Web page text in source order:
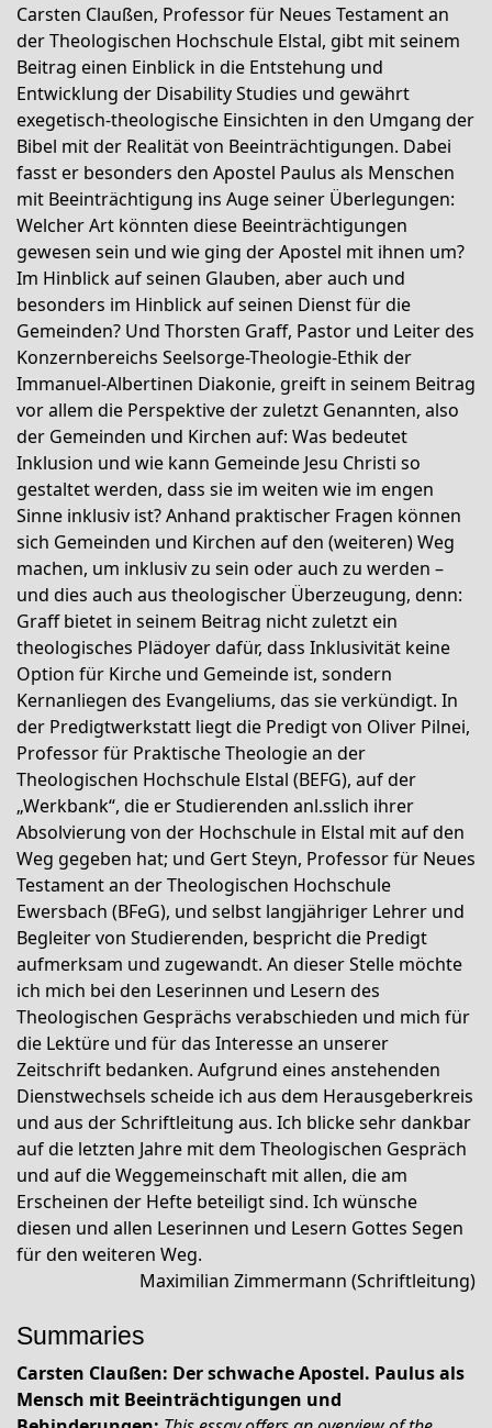
Carsten Claußen, Professor für Neues Testament an
der Theologischen Hochschule Elstal, gibt mit seinem
Beitrag einen Einblick in die Entstehung und
Entwicklung der Disability Studies und gewährt
exegetisch-theologische Einsichten in den Umgang der
Bibel mit der Realität von Beeinträchtigungen. Dabei
fasst er besonders den Apostel Paulus als Menschen
mit Beeinträchtigung ins Auge seiner Überlegungen:
Welcher Art könnten diese Beeinträchtigungen
gewesen sein und wie ging der Apostel mit ihnen um?
Im Hinblick auf seinen Glauben, aber auch und
besonders im Hinblick auf seinen Dienst für die
Gemeinden? Und Thorsten Graff, Pastor und Leiter des
Konzernbereichs Seelsorge-Theologie-Ethik der
Immanuel-Albertinen Diakonie, greift in seinem Beitrag
vor allem die Perspektive der zuletzt Genannten, also
der Gemeinden und Kirchen auf: Was bedeutet
Inklusion und wie kann Gemeinde Jesu Christi so
gestaltet werden, dass sie im weiten wie im engen
Sinne inklusiv ist? Anhand praktischer Fragen können
sich Gemeinden und Kirchen auf den (weiteren) Weg
machen, um inklusiv zu sein oder auch zu werden –
und dies auch aus theologischer Überzeugung, denn:
Graff bietet in seinem Beitrag nicht zuletzt ein
theologisches Plädoyer dafür, dass Inklusivität keine
Option für Kirche und Gemeinde ist, sondern
Kernanliegen des Evangeliums, das sie verkündigt. In
der Predigtwerkstatt liegt die Predigt von Oliver Pilnei,
Professor für Praktische Theologie an der
Theologischen Hochschule Elstal (BEFG), auf der
„Werkbank“, die er Studierenden anl.sslich ihrer
Absolvierung von der Hochschule in Elstal mit auf den
Weg gegeben hat; und Gert Steyn, Professor für Neues
Testament an der Theologischen Hochschule
Ewersbach (BFeG), und selbst langjähriger Lehrer und
Begleiter von Studierenden, bespricht die Predigt
aufmerksam und zugewandt. An dieser Stelle möchte
ich mich bei den Leserinnen und Lesern des
Theologischen Gesprächs verabschieden und mich für
die Lektüre und für das Interesse an unserer
Zeitschrift bedanken. Aufgrund eines anstehenden
Dienstwechsels scheide ich aus dem Herausgeberkreis
und aus der Schriftleitung aus. Ich blicke sehr dankbar
auf die letzten Jahre mit dem Theologischen Gespräch
und auf die Weggemeinschaft mit allen, die am
Erscheinen der Hefte beteiligt sind. Ich wünsche
diesen und allen Leserinnen und Lesern Gottes Segen
für den weiteren Weg.
Maximilian Zimmermann (Schriftleitung)
Summaries
Carsten Claußen: Der schwache Apostel. Paulus als
Mensch mit Beeinträchtigungen und